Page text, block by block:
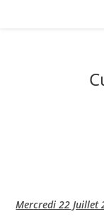
Mercredi 22 Juillet